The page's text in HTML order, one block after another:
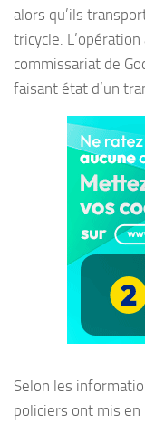
alors qu’ils
tricycle.
commissariat de
faisant état d’un
Selon les
policiers ont mis